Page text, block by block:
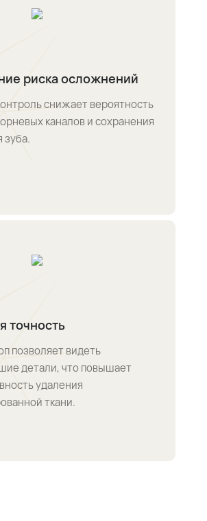
риска осложнений
снижает вероятность
каналов и сохранения
зуба.
точность
позволяет видеть
детали, что повышает
удаления
ткани.